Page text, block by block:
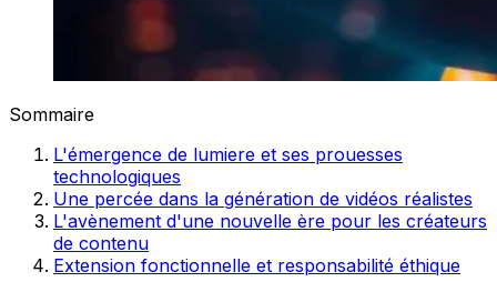
Sommaire
L'émergence de lumiere et ses prouesses
technologiques
Une percée dans la génération de vidéos réalistes
L'avènement d'une nouvelle ère pour les créateurs
de contenu
Extension fonctionnelle et responsabilité éthique